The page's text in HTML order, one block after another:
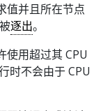
值并且所在节点
逐出。
使用超过其 CPU
时不会由于 CPU